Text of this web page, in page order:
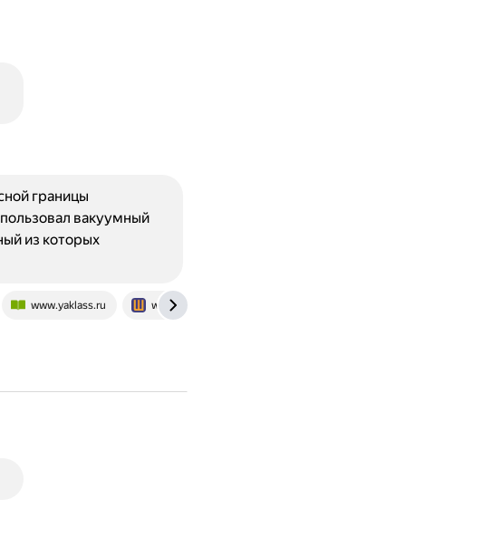
www.yaklass.ru www.eduspb.com
границы
вакуумный
из которых